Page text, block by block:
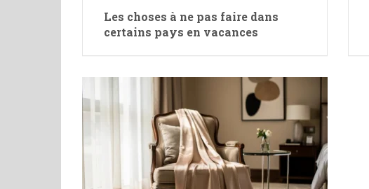
Les choses à ne pas faire dans
certains pays en vacances